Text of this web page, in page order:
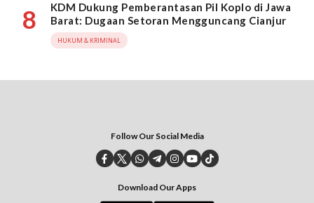
8
KDM Dukung Pemberantasan Pil Koplo di Jawa
Barat: Dugaan Setoran Mengguncang Cianjur
HUKUM & KRIMINAL
Follow Our Social Media
Download Our Apps